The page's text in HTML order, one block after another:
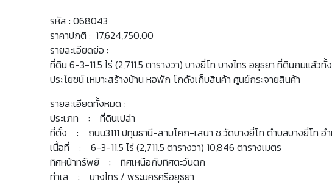
รหัส : 068043
ราคาปกติ : 17,624,750.00
รายละเอียดย่อ :
ที่ดิน 6-3-11.5 ไร่ (2,711.5 ตารางวา) บางยี่โท บางไทร อยุธยา ที่ดินถมแล้
ประโยชน์ เหมาะสร้างบ้าน หอพัก โกดังเก็บสินค้า ศูนย์กระจายสินค้า
รายละเอียดทั้งหมด :
ประเภท : ที่ดินเปล่า
ที่ตั้ง : ถนน3111 ปทุมธานี-สามโคก-เสนา ซ.วัดบางยี่โท ตำบลบางยี่โท อำ
เนื้อที่ : 6-3-11.5 ไร่ (2,711.5 ตารางวา) 10,846 ตารางเมตร
ทิศหน้าทรัพย์ : ทิศเหนือกับทิศตะวันตก
ทำเล : บางไทร / พระนครศรีอยุธยา